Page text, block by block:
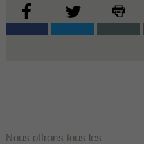
Nous offrons tous les